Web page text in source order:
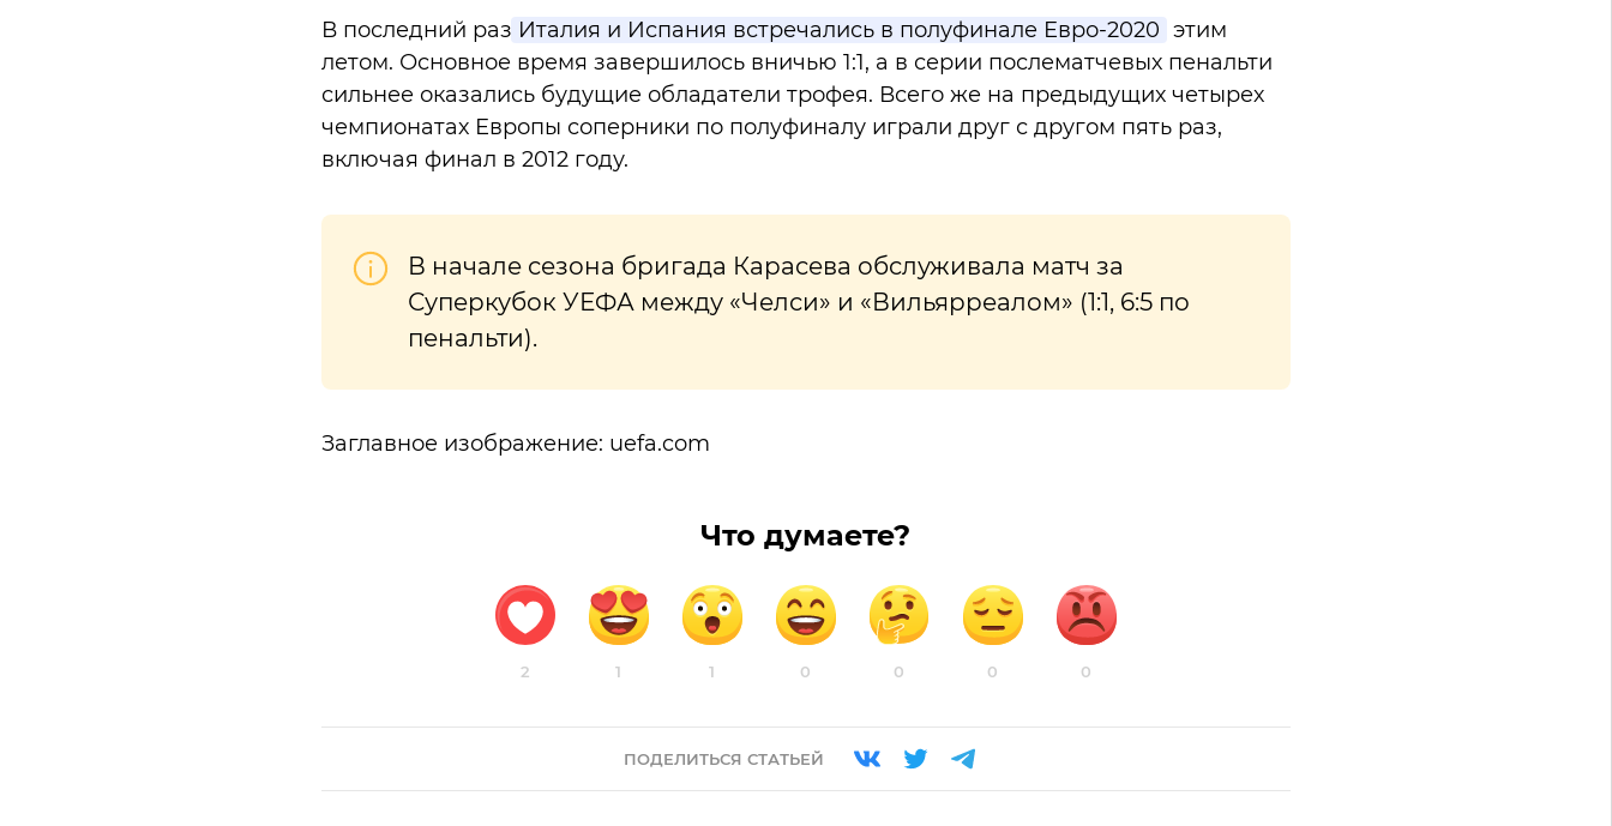
В последний раз Италия и Испания встречались в полуфинале Евро-2020 этим
летом. Основное время завершилось вничью 1:1, а в серии послематчевых пенальти
сильнее оказались будущие обладатели трофея. Всего же на предыдущих четырех
чемпионатах Европы соперники по полуфиналу играли друг с другом пять раз,
включая финал в 2012 году.
В начале сезона бригада Карасева обслуживала матч за
Суперкубок УЕФА между «Челси» и «Вильярреалом» (1:1, 6:5 по
пенальти).
Заглавное изображение: uefa.com
Что думаете?
2 1 1 0 0 0 0
ПОДЕЛИТЬСЯ СТАТЬЕЙ